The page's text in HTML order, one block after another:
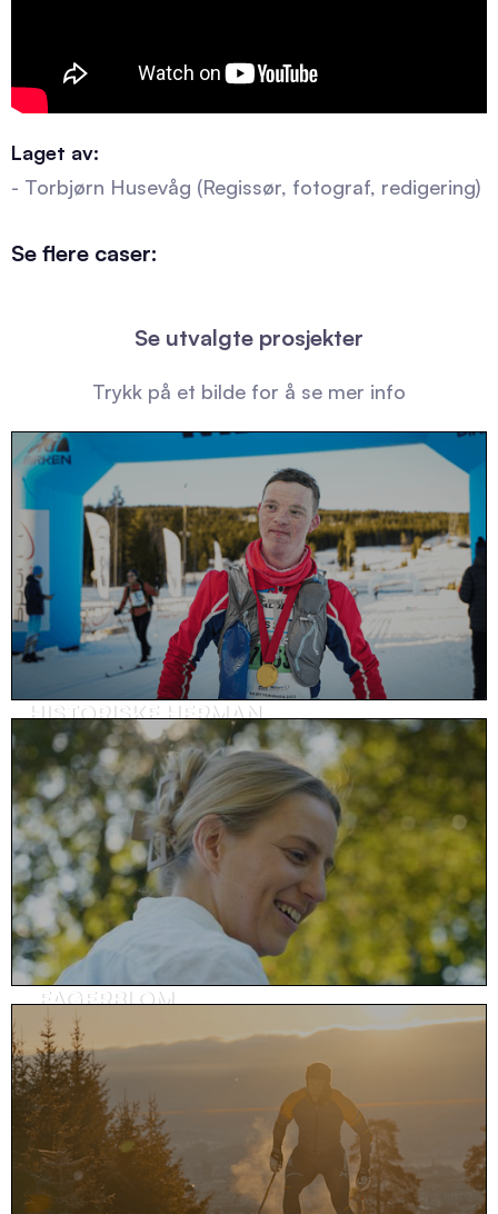
Laget av:
- Torbjørn Husevåg (Regissør, fotograf, redigering)
Se flere caser:
Se utvalgte prosjekter
Trykk på et bilde for å se mer info
HISTORISKE HERMAN
Kundehistorie, helse & omsorg
FAGERBLOM
Prosjektfilm, eiendom